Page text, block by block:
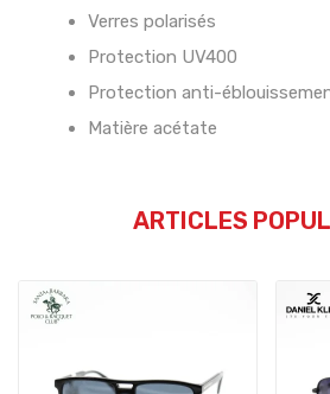
Verres polarisés
Protection UV400
Protection anti-
Matière acétate
ARTICLES